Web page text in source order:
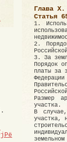
Глава
Статья
1.
2.
3. За
Порядок
платы за
Размер
участка.
В
участка,